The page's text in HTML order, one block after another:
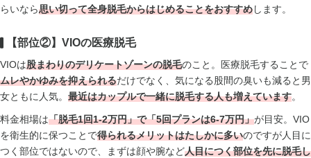
らいなら思い切って全身脱毛からはじめることをおすすめします。
【部位②】VIOの医療脱毛
VIOは股まわりのデリケートゾーンの脱毛のこと。医療脱毛することで
ムレやかゆみを抑えられるだけでなく、気になる股間の臭いも減ると男
女ともに人気。 最近はカップルで一緒に脱毛する人も増えています。
料金相場は「脱毛1回1-2万円」で「5回プランは6-7万円」が目安。VIO
を衛生的に保つことで得られるメリットはたしかに多いのですが人目に
つく部位ではないので、まずは顔や腕など人目につく部位を先に脱毛し